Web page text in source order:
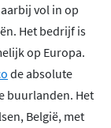
vol in op
Het bedrijf is
op Europa.
de absolute
buurlanden. Het
België, met